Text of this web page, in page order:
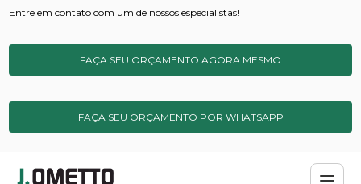
Entre em contato com um de nossos especialistas!
FAÇA SEU ORÇAMENTO AGORA MESMO
FAÇA SEU ORÇAMENTO POR WHATSAPP